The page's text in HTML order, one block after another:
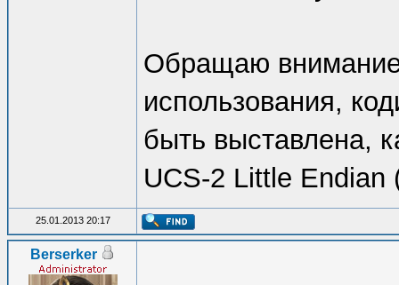
Обращаю
использования,
быть выставлена,
UCS-2 Little Endian
25.01.2013 20:17
Berserker